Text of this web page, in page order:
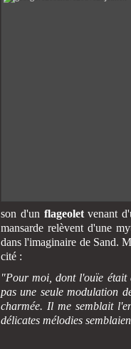
son d'un flageoletvenant
mansarde relèvent d'une
dans l'imaginaire de Sand.
cité :
"Pour moi, dont l'ouïe était
pas une seule modulation
charmée. Il me semblait
délicates mélodies